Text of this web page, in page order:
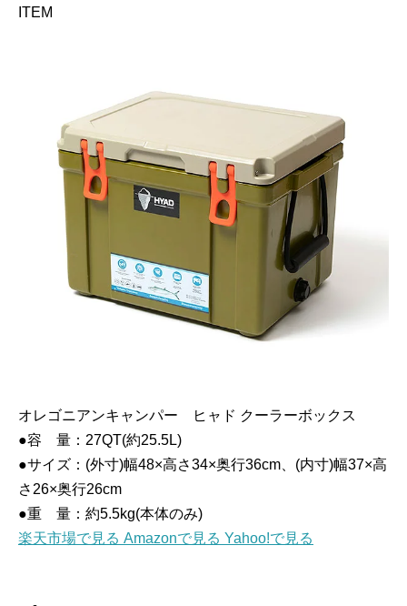
ITEM
オレゴニアンキャンパー ヒャド クーラーボックス
●容 量：27QT(約25.5L)
●サイズ：(外寸)幅48×高さ34×奥行36cm、(内寸)幅37×高
さ26×奥行26cm
●重 量：約5.5kg(本体のみ)
楽天市場で見る Amazonで見る Yahoo!で見る